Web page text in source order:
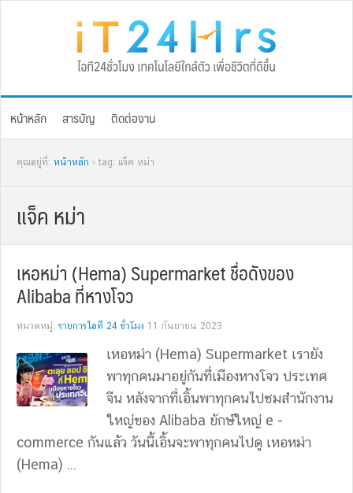
หน้าหลัก สารบัญ ติดต่องาน
คุณอยู่ที่: หน้าหลัก › tag: แจ็ค หม่า
แจ็ค หม่า
เหอหม่า (Hema) Supermarket ชื่อดังของ
Alibaba ที่หางโจว
หมวดหมู่: รายการไอที 24 ชั่วโมง 11 กันยายน 2023
เหอหม่า (Hema) Supermarket เรายัง
พาทุกคนมาอยู่กันที่เมืองหางโจว ประเทศ
จีน หลังจากที่เอิ้นพาทุกคนไปชมสำนักงาน
ใหญ่ของ Alibaba ยักษ์ใหญ่ e -
commerce กันแล้ว วันนี้เอิ้นจะพาทุกคนไปดู เหอหม่า
(Hema) ...